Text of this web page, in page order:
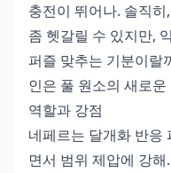
충전이 뛰어나. 솔직
좀 헷갈릴 수 있지만,
퍼즐 맞추는 기분이랄
인은 풀 원소의 새로
역할과 강점
네페르는 달개화 반응
면서 범위 제압에 강